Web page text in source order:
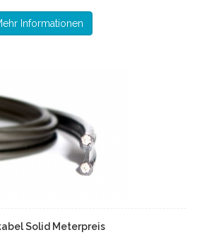
Informationen
Solid Meterpreis